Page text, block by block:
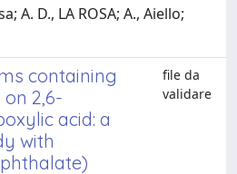
A. D., LA ROSA; A., Aiello;
containing
2,6-
acid: a
with
file da
validare